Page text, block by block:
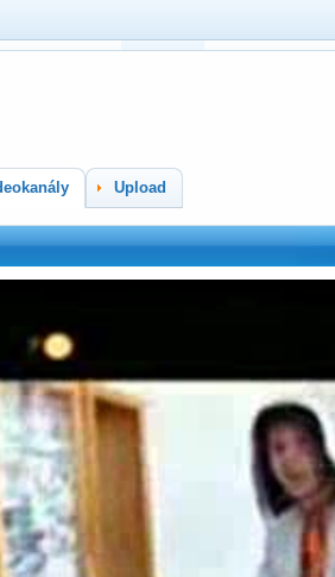
Upload